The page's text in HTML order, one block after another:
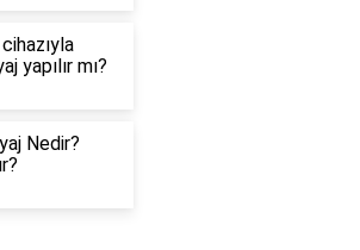
yapılır mı?
Nedir?